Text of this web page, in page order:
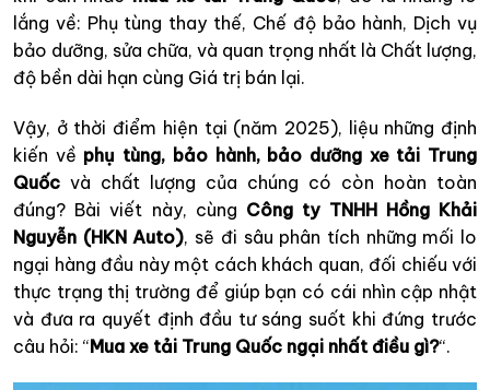
lắng về: Phụ tùng thay thế, Chế độ bảo hành, Dịch vụ
bảo dưỡng, sửa chữa, và quan trọng nhất là Chất lượng,
độ bền dài hạn cùng Giá trị bán lại.
Vậy, ở thời điểm hiện tại (năm 2025), liệu những định
kiến về phụ tùng, bảo hành, bảo dưỡng xe tải Trung
Quốc và chất lượng của chúng có còn hoàn toàn
đúng? Bài viết này, cùng Công ty TNHH Hồng Khải
Nguyễn (HKN Auto), sẽ đi sâu phân tích những mối lo
ngại hàng đầu này một cách khách quan, đối chiếu với
thực trạng thị trường để giúp bạn có cái nhìn cập nhật
và đưa ra quyết định đầu tư sáng suốt khi đứng trước
câu hỏi: “Mua xe tải Trung Quốc ngại nhất điều gì?“.